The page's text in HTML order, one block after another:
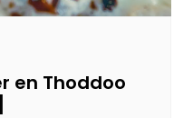
en Thoddoo